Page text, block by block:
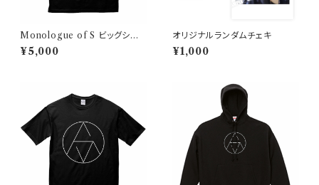
Monologue of S ビッグシル
エットTシャツ
¥5,000
オリジナルランダムチェキ
¥1,000